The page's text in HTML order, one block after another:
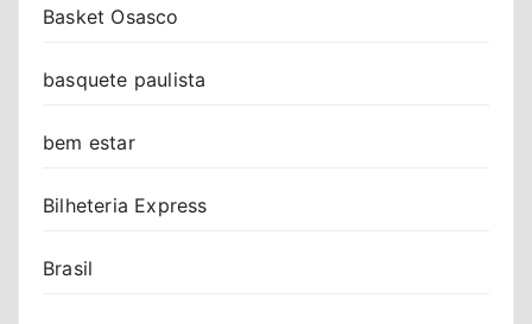
Basket Osasco
basquete paulista
bem estar
Bilheteria Express
Brasil